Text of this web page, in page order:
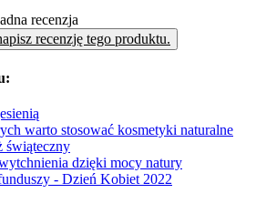
recenzja
recenzję tego produktu.
warto stosować kosmetyki naturalne
świąteczny
dzięki mocy natury
- Dzień Kobiet 2022